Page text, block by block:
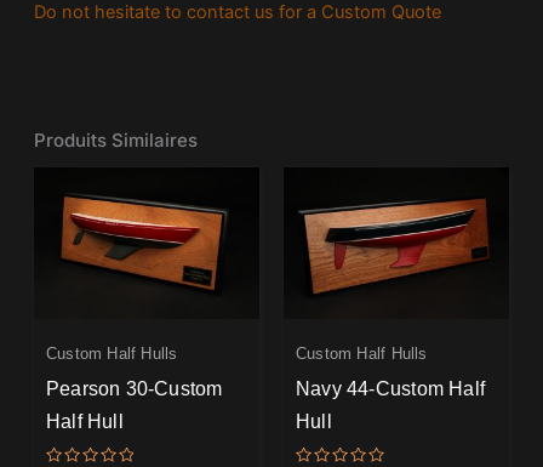
Do not hesitate to contact us for a Custom Quote
Produits Similaires
Custom Half Hulls
Pearson 30-Custom
Half Hull
Custom Half Hulls
Navy 44-Custom Half
Hull